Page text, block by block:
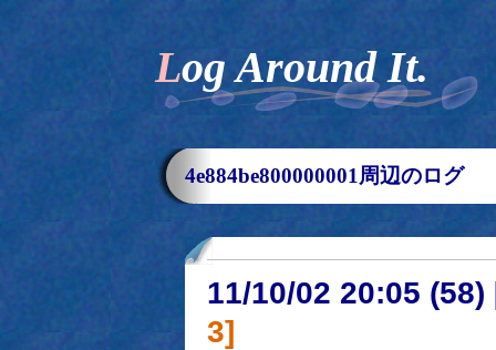
Log Around It.
4e884be800000001周辺のログ
11/10/02 20:05 (58)
3]